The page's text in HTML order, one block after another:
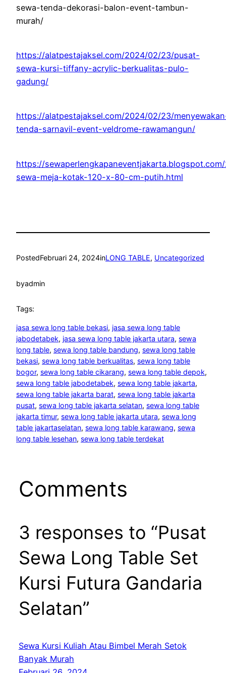
sewa-tenda-dekorasi-balon-event-tambun-
murah/
https://alatpestajaksel.com/2024/02/23/pusat-
sewa-kursi-tiffany-acrylic-berkualitas-pulo-
gadung/
https://alatpestajaksel.com/2024/02/23/
tenda-sarnavil-event-veldrome-rawamangun/
https://
sewa-meja-kotak-120-x-80-cm-putih.html
PostedFebruari 24, 2024inLONG TABLE, Uncategorized
byadmin
Tags:
jasa sewa long table bekasi, jasa sewa long table
jabodetabek, jasa sewa long table jakarta utara, sewa
long table, sewa long table bandung, sewa long table
bekasi, sewa long table berkualitas, sewa long table
bogor, sewa long table cikarang, sewa long table depok
sewa long table jabodetabek, sewa long table jakarta
sewa long table jakarta barat, sewa long table jakarta
pusat, sewa long table jakarta selatan, sewa long table
jakarta timur, sewa long table jakarta utara, sewa long
table jakartaselatan, sewa long table karawang, sewa
long table lesehan, sewa long table terdekat
Comments
3 responses to “Pusat
Sewa Long Table Set
Kursi Futura Gandaria
Selatan”
Sewa Kursi Kuliah Atau Bimbel Merah Setok
Banyak Murah